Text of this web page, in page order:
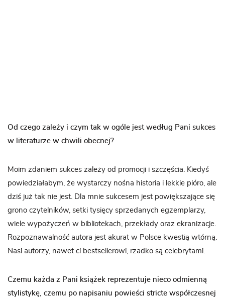
Od czego zależy i czym tak w ogóle jest według Pani sukces
w literaturze w chwili obecnej?
Moim zdaniem sukces zależy od promocji i szczęścia. Kiedyś
powiedziałabym, że wystarczy nośna historia i lekkie pióro, ale
dziś już tak nie jest. Dla mnie sukcesem jest powiększające się
grono czytelników, setki tysięcy sprzedanych egzemplarzy,
wiele wypożyczeń w bibliotekach, przekłady oraz ekranizacje.
Rozpoznawalność autora jest akurat w Polsce kwestią wtórną.
Nasi autorzy, nawet ci bestsellerowi, rzadko są celebrytami.
Czemu każda z Pani książek reprezentuje nieco odmienną
stylistykę, czemu po napisaniu powieści stricte współczesnej